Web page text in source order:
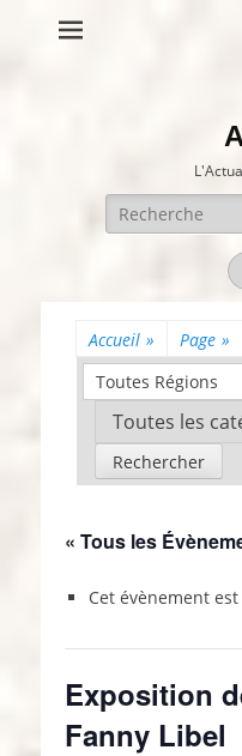
Recherche
pour:
Accueil » Page »
Toutes Régions
« Tous les
Cet évènement est
Exposition
Fanny Libel